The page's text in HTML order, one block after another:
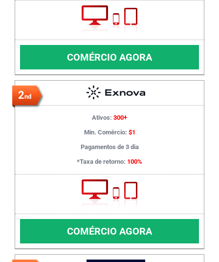
COMÉRCIO AGORA
2nd
Ativos: 300+
Min. Comércio: $1
Pagamentos de 3 dia
*Taxa de retorno: 100%
COMÉRCIO AGORA